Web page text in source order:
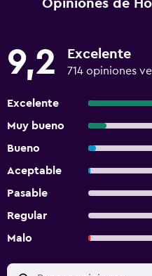
Opiniones de
9,2 Excelente
714 opiniones
Excelente
Muy bueno
Bueno
Aceptable
Pasable
Regular
Malo